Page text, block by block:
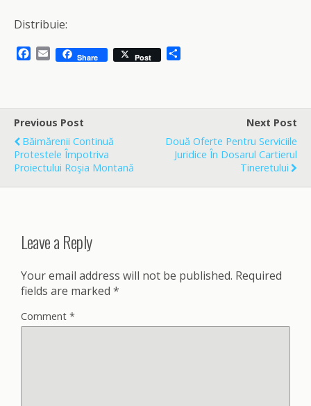
Distribuie:
b
o
o
k
E
l
Share Post
e
Previous Post
Băimărenii Continuă
Protestele Împotriva
Proiectului Roşia Montană
Next Post
Două Oferte Pentru Serviciile
Juridice În Dosarul Cartierul
Tineretului
Leave a Reply
Your email address will not be published. Required
fields are marked *
Comment *